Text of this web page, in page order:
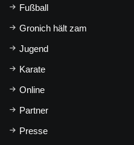
Fußball
Gronich hält zam
Jugend
Karate
Online
Partner
Presse